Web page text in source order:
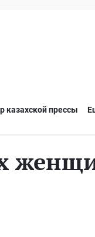
казахской прессы